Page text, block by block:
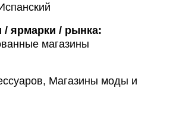
/ ярмарки / рынка:
магазины
Магазины моды и